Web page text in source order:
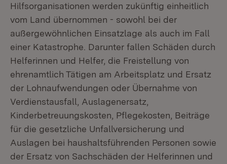
Hilfsorganisationen werden zukünftig einheitlich
vom Land übernommen - sowohl bei der
außergewöhnlichen Einsatzlage als auch im Fall
einer Katastrophe. Darunter fallen Schäden durch
Helferinnen und Helfer, die Freistellung von
ehrenamtlich Tätigen am Arbeitsplatz und Ersatz
der Lohnaufwendungen oder Übernahme von
Verdienstausfall, Auslagenersatz,
Kinderbetreuungskosten, Pflegekosten, Beiträge
für die gesetzliche Unfallversicherung und
Auslagen bei haushaltsführenden Personen sowie
der Ersatz von Sachschäden der Helferinnen und